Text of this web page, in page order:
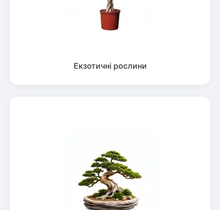
Екзотичні рослини